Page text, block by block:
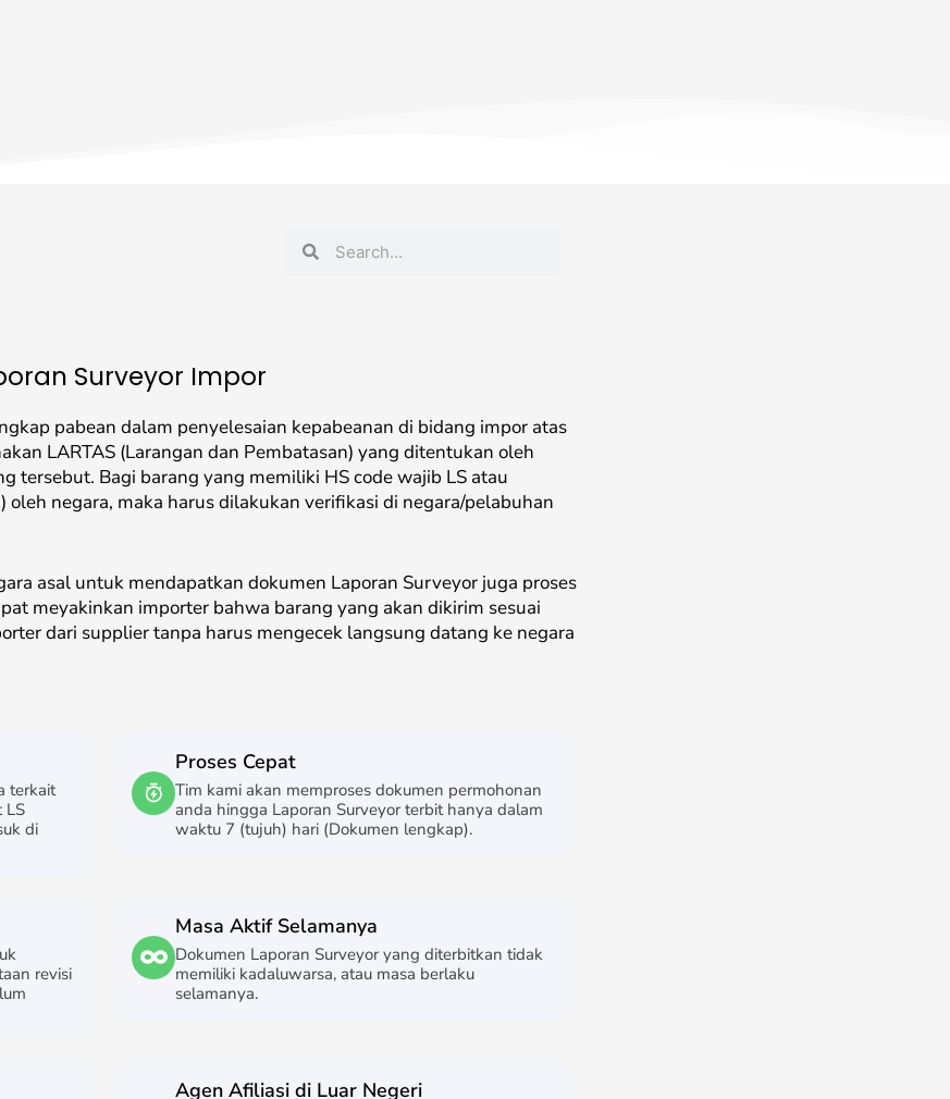
e
Surveyor Impor
pabean dalam penyelesaian kepabeanan di bidang impor atas
LARTAS (Larangan dan Pembatasan) yang ditentukan oleh
tersebut. Bagi barang yang memiliki HS code wajib LS atau
negara, maka harus dilakukan verifikasi di negara/pelabuhan
asal untuk mendapatkan dokumen Laporan Surveyor juga proses
meyakinkan importer bahwa barang yang akan dikirim sesuai
dari supplier tanpa harus mengecek langsung datang ke negara
terkait
LS
di
Proses Cepat
Tim kami akan memproses dokumen permohonan
anda hingga Laporan Surveyor terbit hanya dalam
waktu 7 (tujuh) hari (Dokumen lengkap).
revisi
Masa Aktif Selamanya
Dokumen Laporan Surveyor yang diterbitkan tidak
memiliki kadaluwarsa, atau masa berlaku
selamanya.
Agen Afiliasi di Luar Negeri